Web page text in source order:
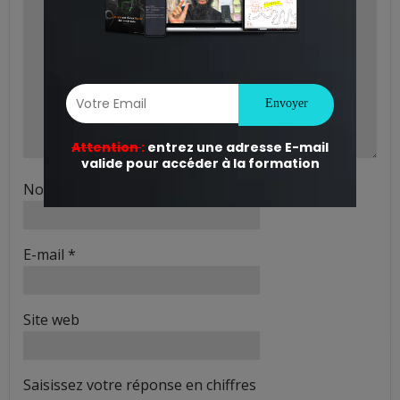
Nom
E-mail *
Site web
Saisissez votre réponse en chiffres